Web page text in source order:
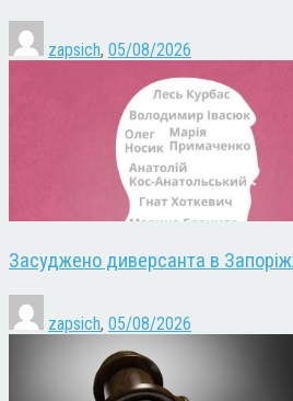
zapsich, 05/08/2026
Засуджено диверсанта в
zapsich, 05/08/2026